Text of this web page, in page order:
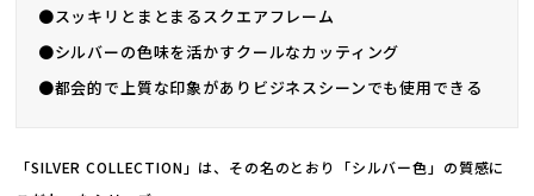
●スッキリとまとまるスクエアフレーム
●シルバーの色味を活かすクールなカッティング
●都会的で上質な印象がありビジネスシーンでも使用できる
「SILVER COLLECTION」は、その名のとおり「シルバー色」の質感に